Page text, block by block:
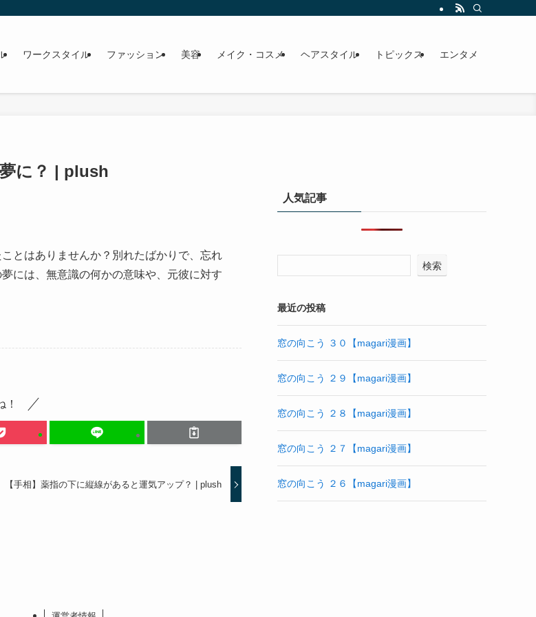
ワークスタイル ファッション 美容 メイク・コスメ ヘアスタイル トピックス エンタメ
に？ | plush
とはありませんか？別れたばかりで、忘れ
には、無意識の何かの意味や、元彼に対す
【手相】薬指の下に縦線があると運気アップ？ | plush
人気記事
検索
最近の投稿
窓の向こう ３０【magari漫画】
窓の向こう ２９【magari漫画】
窓の向こう ２８【magari漫画】
窓の向こう ２７【magari漫画】
窓の向こう ２６【magari漫画】